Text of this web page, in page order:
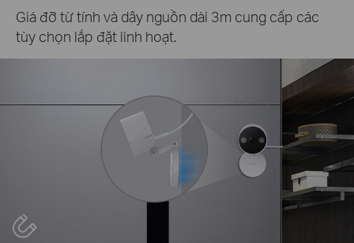
Giá đỡ từ tính và dây nguồn dài 3m cung cấp các
tùy chọn lắp đặt linh hoạt.